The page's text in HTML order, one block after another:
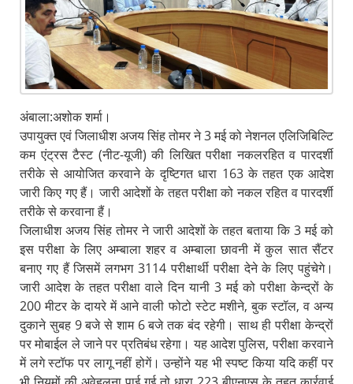
अंबाला:अशोक शर्मा।
उपायुक्त एवं जिलाधीश अजय सिंह तोमर ने 3 मई को नेशनल एलिजिबिल्टि
कम एंट्रस टैस्ट (नीट-यूजी) की लिखित परीक्षा नकलरहित व पारदर्शी
तरीके से आयोजित करवाने के दृष्टिगत धारा 163 के तहत एक आदेश
जारी किए गए हैं। जारी आदेशों के तहत परीक्षा को नकल रहित व पारदर्शी
तरीके से करवाना हैं।
जिलाधीश अजय सिंह तोमर ने जारी आदेशों के तहत बताया कि 3 मई को
इस परीक्षा के लिए अम्बाला शहर व अम्बाला छावनी में कुल सात सैंटर
बनाए गए हैं जिसमें लगभग 3114 परीक्षार्थी परीक्षा देने के लिए पहुंचेगे।
जारी आदेश के तहत परीक्षा वाले दिन यानी 3 मई को परीक्षा केन्द्रों के
200 मीटर के दायरे में आने वाली फोटो स्टेट मशीने, बुक स्टॉल, व अन्य
दुकाने सुबह 9 बजे से शाम 6 बजे तक बंद रहेगी। साथ ही परीक्षा केन्द्रों
पर मोबाईल ले जाने पर प्रतिबंध रहेगा। यह आदेश पुलिस, परीक्षा करवाने
में लगे स्टॉफ पर लागू नहीं होगें। उन्होंने यह भी स्पष्ट किया यदि कहीं पर